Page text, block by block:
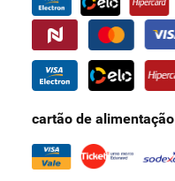
cartão de alimentação